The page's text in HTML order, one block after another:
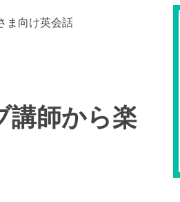
ま向け英会話
講師から楽